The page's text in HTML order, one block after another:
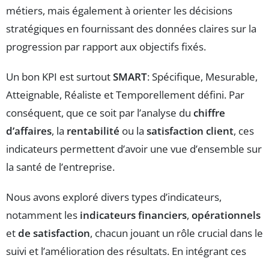
métiers, mais également à orienter les décisions
stratégiques en fournissant des données claires sur la
progression par rapport aux objectifs fixés.
Un bon KPI est surtoutSMART: Spécifique, Mesurable,
Atteignable, Réaliste et Temporellement défini. Par
conséquent, que ce soit par l’analyse du chiffre
d’affaires, la rentabilité ou la satisfaction client, ces
indicateurs permettent d’avoir une vue d’ensemble sur
la santé de l’entreprise.
Nous avons exploré divers types d’indicateurs,
notamment les indicateurs financiers, opérationnels
etde satisfaction, chacun jouant un rôle crucial dans le
suivi et l’amélioration des résultats. En intégrant ces